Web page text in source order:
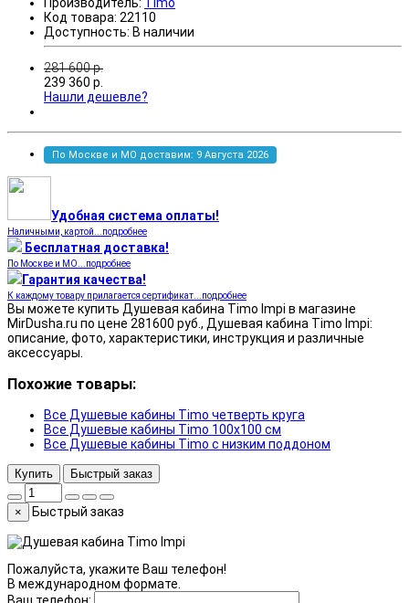
Код товара: 22110
Доступность: В наличии
281 600р.
239 360 р.
Нашли дешевле?
По Москве и МО доставим: 9 Августа 2026
Удобная система оплаты!
Наличными, картой...подробнее
Бесплатная доставка!
По Москве и МО...подробнее
Гарантия качества!
К каждому товару прилагается сертификат...подробнее
Вы можете купить Душевая кабина Timo Impi в магазине
MirDusha.ru по цене 281600 руб., Душевая кабина Timo Impi:
описание, фото, характеристики, инструкция и различные
аксессуары.
Похожие товары:
Все Душевые кабины Timo четверть круга
Все Душевые кабины Timo 100x100 см
Все Душевые кабины Timo с низким поддоном
Купить Быстрый заказ
× Быстрый заказ
Пожалуйста, укажите Ваш телефон!
В международном формате.